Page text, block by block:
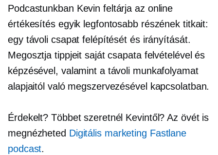
Podcastunkban Kevin feltárja az online
értékesítés egyik legfontosabb részének titkait:
egy távoli csapat felépítését és irányítását.
Megosztja tippjeit saját csapata felvételével és
képzésével, valamint a távoli munkafolyamat
alapjaitól való megszervezésével kapcsolatban.
Érdekelt? Többet szeretnél Kevintől? Az övét is
megnézheted Digitális marketing Fastlane
podcast.